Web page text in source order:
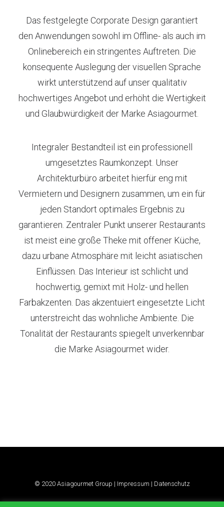
Das festgelegte Corporate Design garantiert
den Anwendungen sowohl im Offline- als auch im
Onlinebereich ein stringentes Auftreten. Die
konsequente Auslegung der visuellen Sprache
wirkt unterstützend auf unser qualitativ
hochwertiges Angebot und erhöht die Wertigkeit
und Glaubwürdigkeit der Marke Asiagourmet.
Integraler Bestandteil ist ein professionell
umgesetztes Raumkonzept. Unser
Architekturbüro arbeitet hierfür eng mit
Vermietern und Designern zusammen, um ein für
jeden Standort optimales Ergebnis zu
garantieren. Zentraler Punkt unserer Restaurants
ist meist eine große Theke mit offener Küche,
dazu urbane Atmosphäre mit leicht asiatischen
Einflüssen. Das Interieur ist schlicht und
hochwertig, gemixt mit Holz- und hellen
Farbakzenten. Das akzentuiert eingesetzte Licht
unterstreicht das wohnliche Ambiente. Die
Tonalität der Restaurants spiegelt unverkennbar
die Marke Asiagourmet wider.
© 2020 Asiagourmet Group | Impressum | Datenschutz